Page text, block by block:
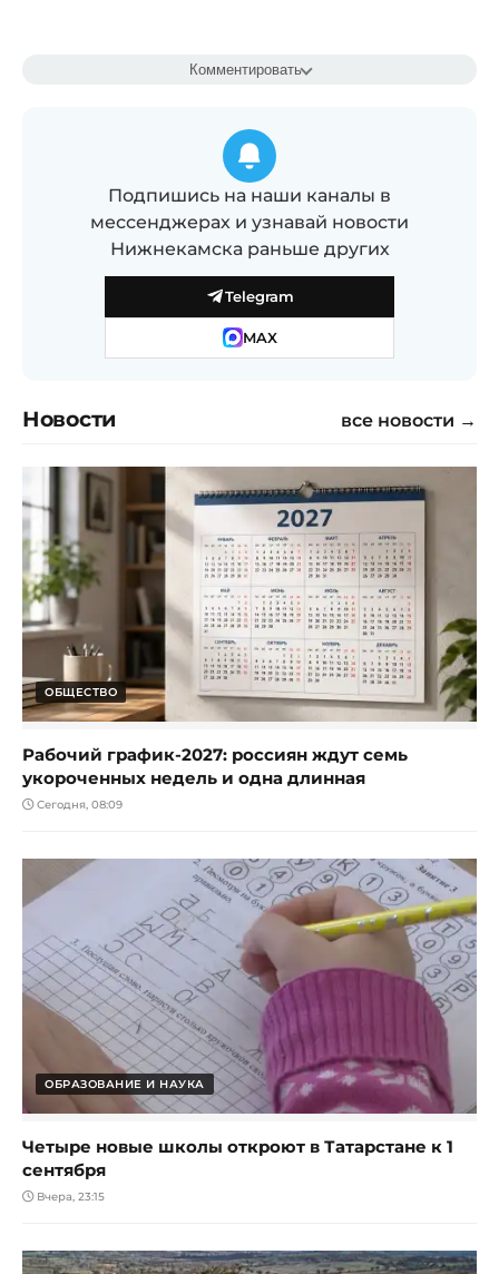
Комментировать
Подпишись на наши каналы в
мессенджерах и узнавай новости
Нижнекамска раньше других
Telegram
MAX
Новости все новости →
ОБЩЕСТВО
Рабочий график-2027: россиян ждут семь
укороченных недель и одна длинная
Сегодня, 08:09
ОБРАЗОВАНИЕ И НАУКА
Четыре новые школы откроют в Татарстане к 1
сентября
Вчера, 23:15